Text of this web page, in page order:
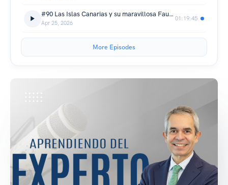
#90 Las Islas Canarias y su maravillosa Fauna y Flora: Manuel Nogales
Apr 25, 2026
01:19:45
More Episodes